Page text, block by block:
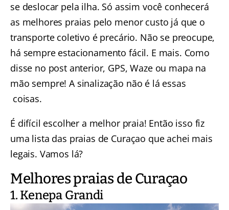
se deslocar pela ilha. Só assim você conhecerá
as melhores praias pelo menor custo já que o
transporte coletivo é precário. Não se preocupe,
há sempre estacionamento fácil. E mais. Como
disse no post anterior, GPS, Waze ou mapa na
mão sempre! A sinalização não é lá essas
coisas.
É difícil escolher a melhor praia! Então isso fiz
uma lista das praias de Curaçao que achei mais
legais. Vamos lá?
Melhores praias de Curaçao
1. Kenepa Grandi